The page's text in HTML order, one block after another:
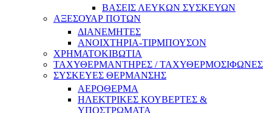
ΒΑΣΕΙΣ ΛΕΥΚΩΝ ΣΥΣΚΕΥΩΝ
ΑΞΕΣΟΥΑΡ ΠΟΤΩΝ
ΔΙΑΝΕΜΗΤΕΣ
ΑΝΟΙΧΤΗΡΙΑ-ΤΙΡΜΠΟΥΣΟΝ
ΧΡΗΜΑΤΟΚΙΒΩΤΙΑ
ΤΑΧΥΘΕΡΜΑΝΤΗΡΕΣ / ΤΑΧΥΘΕΡΜΟΣΙΦΩΝΕΣ
ΣΥΣΚΕΥΕΣ ΘΕΡΜΑΝΣΗΣ
ΑΕΡΟΘΕΡΜΑ
ΗΛΕΚΤΡΙΚΕΣ ΚΟΥΒΕΡΤΕΣ &
ΥΠΟΣΤΡΩΜΑΤΑ